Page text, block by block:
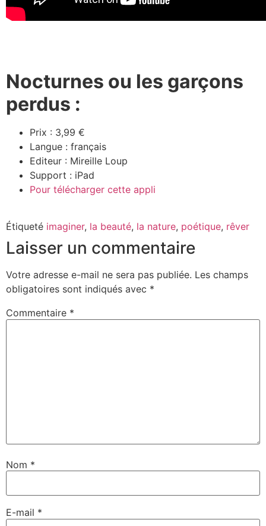
Nocturnes ou les garçons
perdus :
Prix : 3,99 €
Langue : français
Editeur : Mireille Loup
Support : iPad
Pour télécharger cette appli
Étiqueté imaginer, la beauté, la nature, poétique, rêver
Laisser un commentaire
Votre adresse e-mail ne sera pas publiée. Les champs
obligatoires sont indiqués avec *
Commentaire *
Nom *
E-mail *